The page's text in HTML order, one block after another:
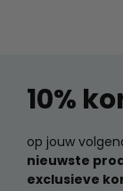
10%
op jouw
nieuwste
exclusieve